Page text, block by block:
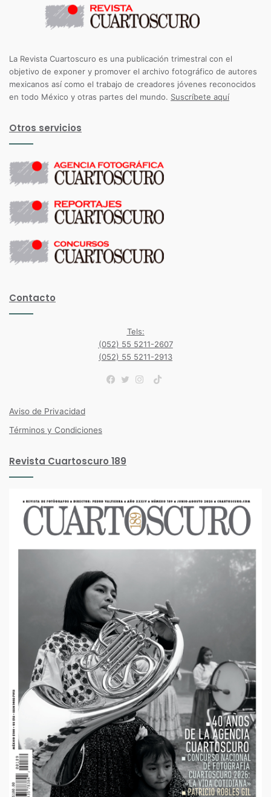
La Revista Cuartoscuro es una publicación trimestral con el
objetivo de exponer y promover el archivo fotográfico de autores
mexicanos así como el trabajo de creadores jóvenes reconocidos
en todo México y otras partes del mundo. Suscríbete aquí
Otros servicios
Contacto
Tels:
(052) 55 5211-2607
(052) 55 5211-2913
TikTok
Aviso de Privacidad
Términos y Condiciones
Revista Cuartoscuro 189